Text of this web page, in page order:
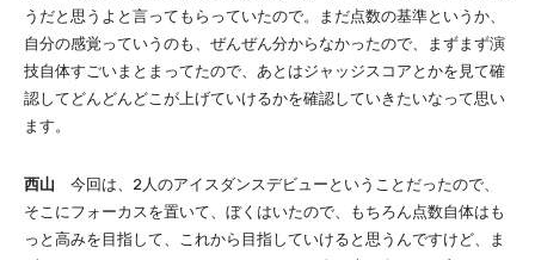
うだと思うよと言ってもらっていたので。まだ点数の基準というか、
自分の感覚っていうのも、ぜんぜん分からなかったので、まずまず演
技自体すごいまとまってたので、あとはジャッジスコアとかを見て確
認してどんどんどこが上げていけるかを確認していきたいなって思い
ます。
西山 今回は、2人のアイスダンスデビューということだったので、
そこにフォーカスを置いて、ぼくはいたので、もちろん点数自体はも
っと高みを目指して、これから目指していけると思うんですけど、ま